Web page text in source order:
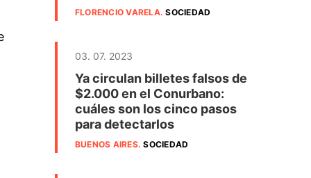
FLORENCIO VARELA.SOCIEDAD
03. 07. 2023
Ya circulan billetes falsos de
$2.000 en el Conurbano:
cuáles son los cinco pasos
para detectarlos
BUENOS AIRES.SOCIEDAD